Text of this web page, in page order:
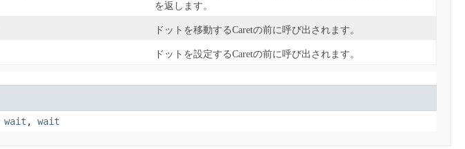
を返します。
ドットを移動するCaretの前に呼び出されます。
ドットを設定するCaretの前に呼び出されます。
wait , wait